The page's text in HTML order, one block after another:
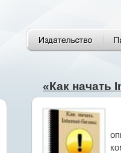
«Как начать